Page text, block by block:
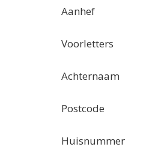
Aanhef
Voorletters
Achternaam
Postcode
Huisnummer